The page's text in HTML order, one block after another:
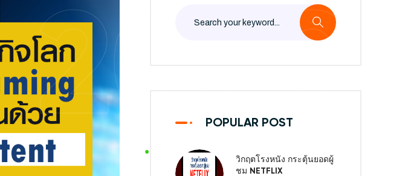
2020
POPULAR POST
วิกฤตโรงหนัง กระตุ้นยอดผู้
ชม NETFLIX